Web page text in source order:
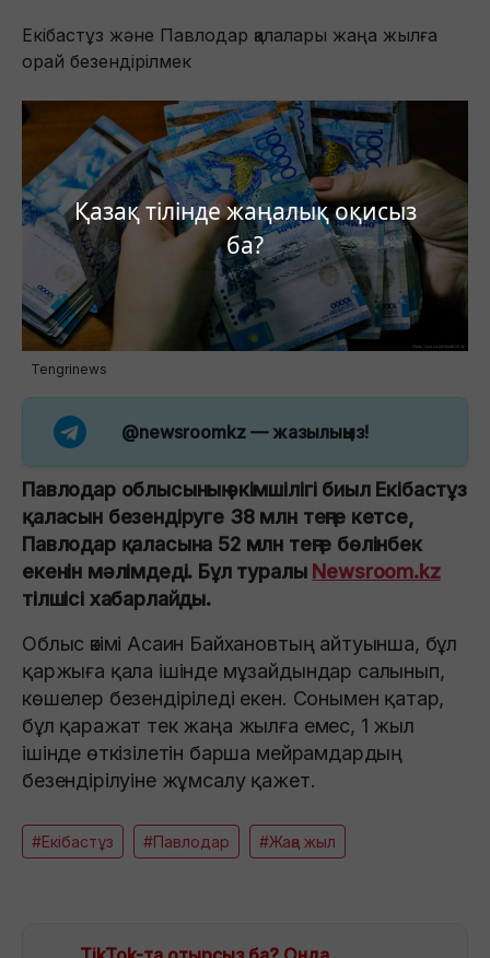
Қазақ тілінде жаңалық оқисыз
ба?
Екібастұз және Павлодар қалалары жаңа жылға
орай безендірілмек
Tengrinews
@newsroomkz — жазылыңыз!
Павлодар облысының әкімшілігі биыл Екібастұз
қаласын безендіруге 38 млн теңге кетсе,
Павлодар қаласына 52 млн теңге бөлінбек
екенін мәлімдеді. Бұл туралы Newsroom.kz
тілшісі хабарлайды.
Облыс әкімі Асаин Байхановтың айтуынша, бұл
қаржыға қала ішінде мұзайдындар салынып,
көшелер безендіріледі екен. Сонымен қатар,
бұл қаражат тек жаңа жылға емес, 1 жыл
ішінде өткізілетін барша мейрамдардың
безендірілуіне жұмсалу қажет.
#Екібастұз #Павлодар #Жаңа жыл